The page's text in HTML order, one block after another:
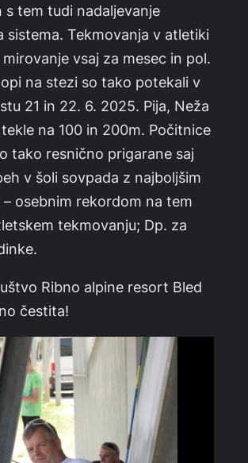
s tem tudi nadaljevanje
sistema. Tekmovanja v atletiki
vsaj za mesec in pol.
na stezi so tako potekali v
21 in 22. 6. 2025. Pija, Neža
na 100 in 200m. Počitnice
tako resnično prigarane saj
v šoli sovpada z najboljšim
osebnim rekordom na tem
tekmovanju; Dp. za
Ribno alpine resort Bled
čestita!